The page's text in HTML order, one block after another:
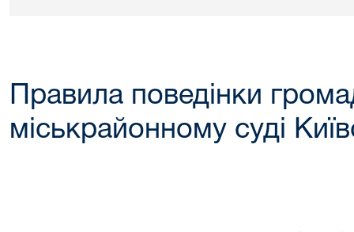
Правила поведінки
міськрайонному суді